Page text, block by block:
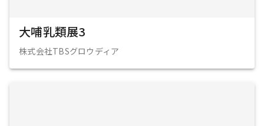
大哺乳類展3
株式会社TBSグロウディア